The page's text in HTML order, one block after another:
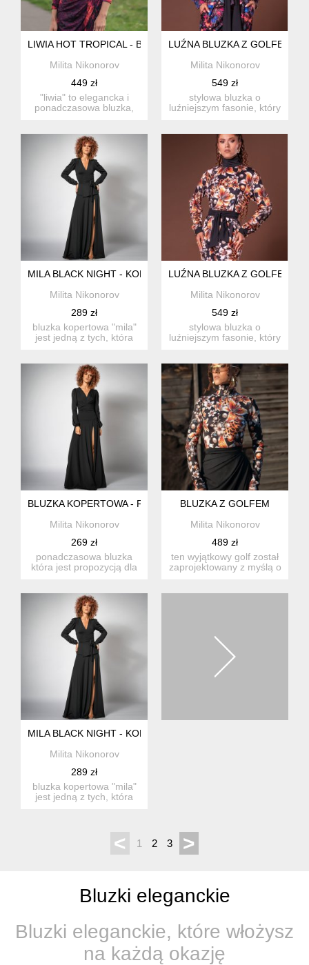
LIWIA HOT TROPICAL - BLUZKA Z ODSŁONIĘTYMI
Milita Nikonorov
449 zł
"liwia" to elegancka i
ponadczasowa bluzka,
LUŹNA BLUZKA Z GOLFEM
Milita Nikonorov
549 zł
stylowa bluzka o
luźniejszym fasonie, który
MILA BLACK NIGHT - KOPERTOWA BLUZKA
Milita Nikonorov
289 zł
bluzka kopertowa "mila"
jest jedną z tych, która
LUŹNA BLUZKA Z GOLFEM
Milita Nikonorov
549 zł
stylowa bluzka o
luźniejszym fasonie, który
BLUZKA KOPERTOWA - FIORELLA BLACK
Milita Nikonorov
269 zł
ponadczasowa bluzka
która jest propozycją dla
BLUZKA Z GOLFEM
Milita Nikonorov
489 zł
ten wyjątkowy golf został
zaprojektowany z myślą o
MILA BLACK NIGHT - KOPERTOWA BLUZKA
Milita Nikonorov
289 zł
bluzka kopertowa "mila"
jest jedną z tych, która
< 1 2 3 >
Bluzki eleganckie
Bluzki eleganckie, które włożysz
na każdą okazję